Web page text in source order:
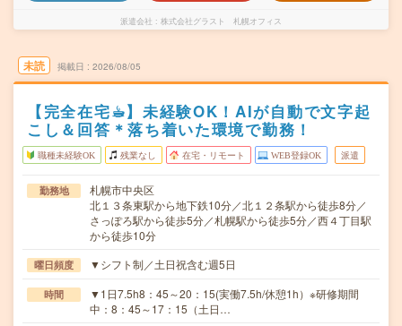
派遣会社 株式会社グラスト 札幌オフィス
未読 掲載日 2026/08/05
【完全在宅☕︎】未経験OK！AIが自動で文字起
こし＆回答＊落ち着いた環境で勤務！
職種未経験OK 残業なし 在宅・リモート WEB登録OK 派遣
勤務地
札幌市中央区
北１３条東駅から地下鉄10分／北１２条駅から徒歩8分／
さっぽろ駅から徒歩5分／札幌駅から徒歩5分／西４丁目駅
から徒歩10分
曜日頻度 ▼シフト制／土日祝含む週5日
時間
▼1日7.5h8：45～20：15(実働7.5h/休憩1h）※研修期間
中：8：45～17：15（土日…